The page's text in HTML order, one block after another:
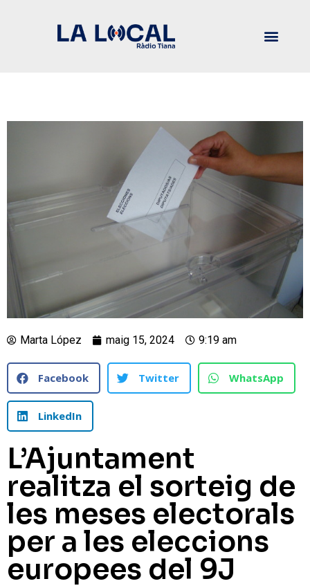
Marta López maig 15, 2024 9:19 am
Facebook Twitter WhatsApp
LinkedIn
L’Ajuntament
realitza el sorteig de
les meses electorals
per a les eleccions
europees del 9J